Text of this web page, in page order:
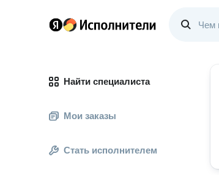
Найти специалиста
Мои заказы
Стать исполнителем